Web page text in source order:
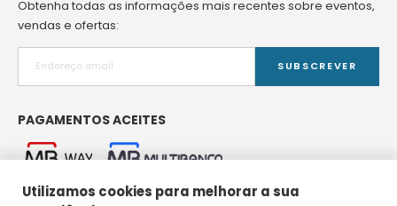
Utilizamos cookies para melhorar a sua
Obtenha todas as informações mais recentes sobre eventos,
vendas e ofertas:
SUBSCREVER
PAGAMENTOS ACEITES